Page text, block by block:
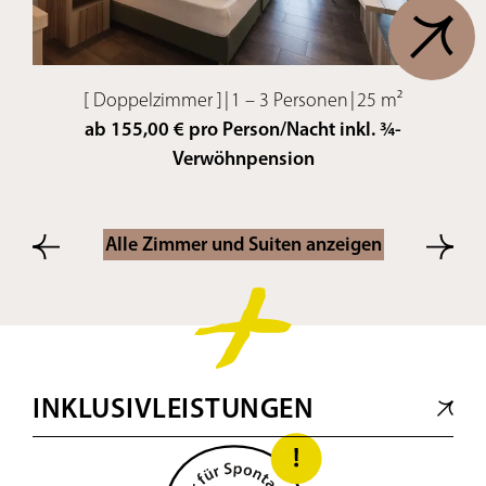
[ Doppelzimmer ] 1 – 3 Personen 25 m²
ab 155,00 € pro Person/Nacht inkl. ¾-
Verwöhnpension
Alle Zimmer und Suiten anzeigen
INKLUSIVLEISTUNGEN